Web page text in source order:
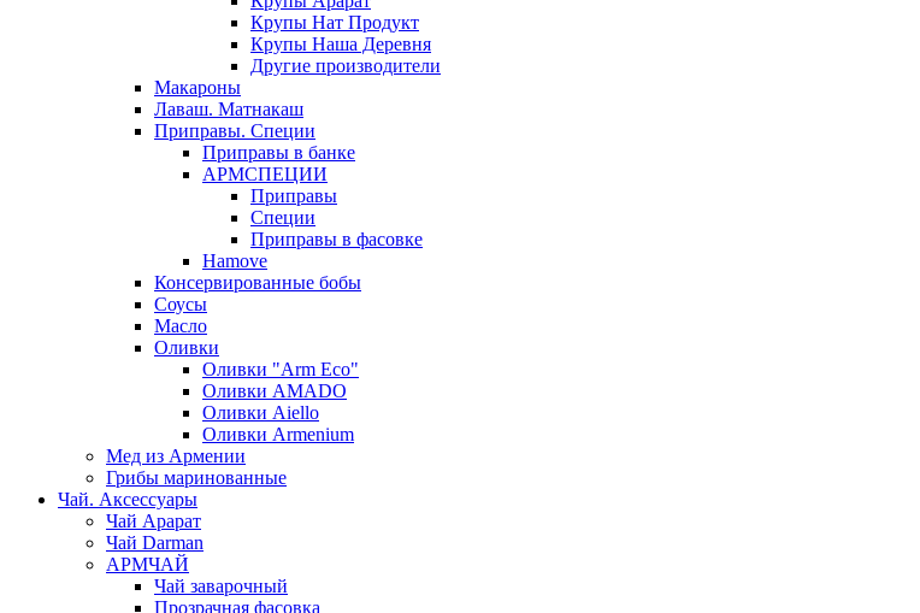
Крупы Нат Продукт
Крупы Наша Деревня
Другие производители
Макароны
Лаваш. Матнакаш
Приправы. Специи
Приправы в банке
АРМСПЕЦИИ
Приправы
Специи
Приправы в фасовке
Hamove
Консервированные бобы
Соусы
Масло
Оливки
Оливки "Arm Eco"
Оливки AMADO
Оливки Aiello
Оливки Armenium
Мед из Армении
Грибы маринованные
Чай. Аксессуары
Чай Арарат
Чай Darman
АРМЧАЙ
Чай заварочный
Прозрачная фасовка